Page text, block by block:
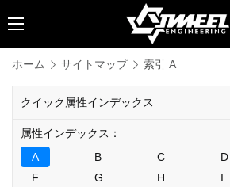
ホーム サイトマップ 索引 A
クイック属性インデックス
属性インデックス：
A
B C D
F
G H I